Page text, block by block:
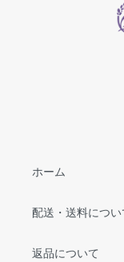
ホーム
配送・送料につい
返品について